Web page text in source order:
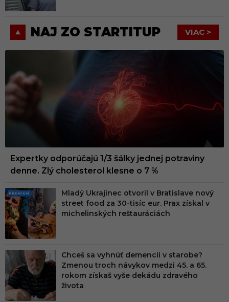
NAJ ZO STARTITUP VIAC >
Expertky odporúčajú 1/3 šálky jednej potraviny
denne. Zlý cholesterol klesne o 7 %
PRE
MIU
M
Mladý Ukrajinec otvoril v Bratislave nový
street food za 30-tisíc eur. Prax získal v
michelinských reštauráciách
Chceš sa vyhnúť demencii v starobe?
Zmenou troch návykov medzi 45. a 65.
rokom získaš vyše dekádu zdravého
života